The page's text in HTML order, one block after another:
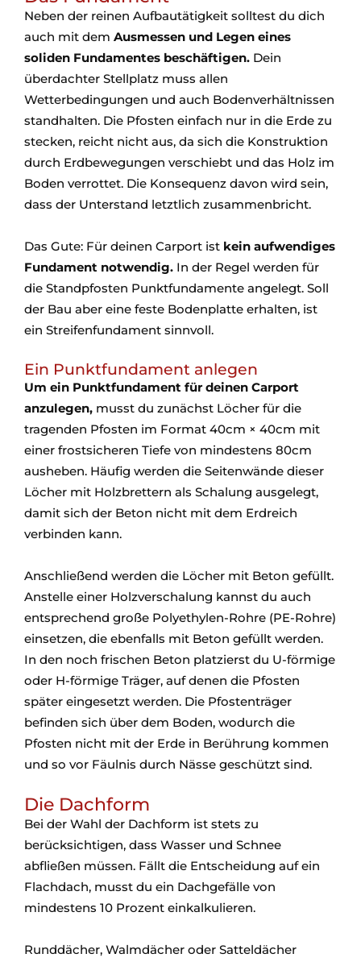
Neben der reinen Aufbautätigkeit solltest du dich
auch mit dem Ausmessen und Legen eines
soliden Fundamentes beschäftigen. Dein
überdachter Stellplatz muss allen
Wetterbedingungen und auch Bodenverhältnissen
standhalten. Die Pfosten einfach nur in die Erde zu
stecken, reicht nicht aus, da sich die Konstruktion
durch Erdbewegungen verschiebt und das Holz im
Boden verrottet. Die Konsequenz davon wird sein,
dass der Unterstand letztlich zusammenbricht.
Das Gute: Für deinen Carport ist kein aufwendiges
Fundament notwendig. In der Regel werden für
die Standpfosten Punktfundamente angelegt. Soll
der Bau aber eine feste Bodenplatte erhalten, ist
ein Streifenfundament sinnvoll.
Ein Punktfundament anlegen
Um ein Punktfundament für deinen Carport
anzulegen, musst du zunächst Löcher für die
tragenden Pfosten im Format 40cm × 40cm mit
einer frostsicheren Tiefe von mindestens 80cm
ausheben. Häufig werden die Seitenwände dieser
Löcher mit Holzbrettern als Schalung ausgelegt,
damit sich der Beton nicht mit dem Erdreich
verbinden kann.
Anschließend werden die Löcher mit Beton gefüllt.
Anstelle einer Holzverschalung kannst du auch
entsprechend große Polyethylen-Rohre (PE-Rohre)
einsetzen, die ebenfalls mit Beton gefüllt werden.
In den noch frischen Beton platzierst du U-förmige
oder H-förmige Träger, auf denen die Pfosten
später eingesetzt werden. Die Pfostenträger
befinden sich über dem Boden, wodurch die
Pfosten nicht mit der Erde in Berührung kommen
und so vor Fäulnis durch Nässe geschützt sind.
Die Dachform
Bei der Wahl der Dachform ist stets zu
berücksichtigen, dass Wasser und Schnee
abfließen müssen. Fällt die Entscheidung auf ein
Flachdach, musst du ein Dachgefälle von
mindestens 10 Prozent einkalkulieren.
Runddächer, Walmdächer oder Satteldächer